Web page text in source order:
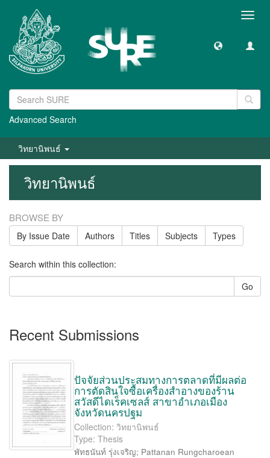
Advanced Search
วิทยานิพนธ์
วิทยานิพนธ์
BROWSE BY
By Issue Date Authors Titles Subjects Types
Search within this collection:
Go
Recent Submissions
ปัจจัยส่วนประสมทางการตลาดที่มีผลต่อ
การตัดสินใจซื้อเครื่องสำอางของร้าน
สวัสดีไดเร็คเซลส์ สาขาอำเภอเมือง
จังหวัดนครปฐม
Collection: วิทยานิพนธ์
Type: Thesis
พัทธนันท์ รุ่งเจริญ; Pattanan Rungcharoean